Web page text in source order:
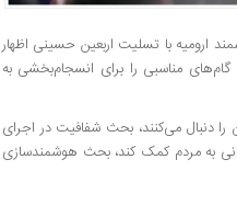
هوشمند ارومیه با تسلیت اربعین حسینی اظهار
مناسبی را برای انسجام‌بخشی به
دنبال می‌کنند، بحث شفافیت در اجرای
به مردم کمک کند، بحث هوشمندسازی